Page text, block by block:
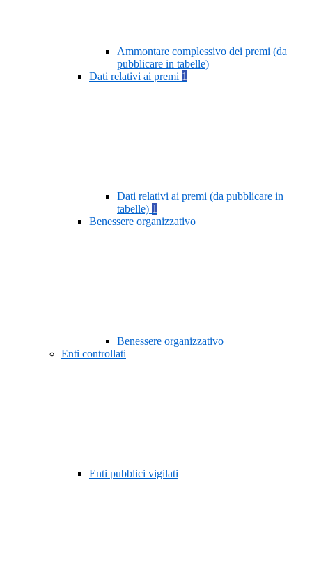
Ammontare complessivo dei premi (da
pubblicare in tabelle)
Dati relativi ai premi 1
Dati relativi ai premi (da pubblicare in
tabelle) 1
Benessere organizzativo
Benessere organizzativo
Enti controllati
Enti pubblici vigilati